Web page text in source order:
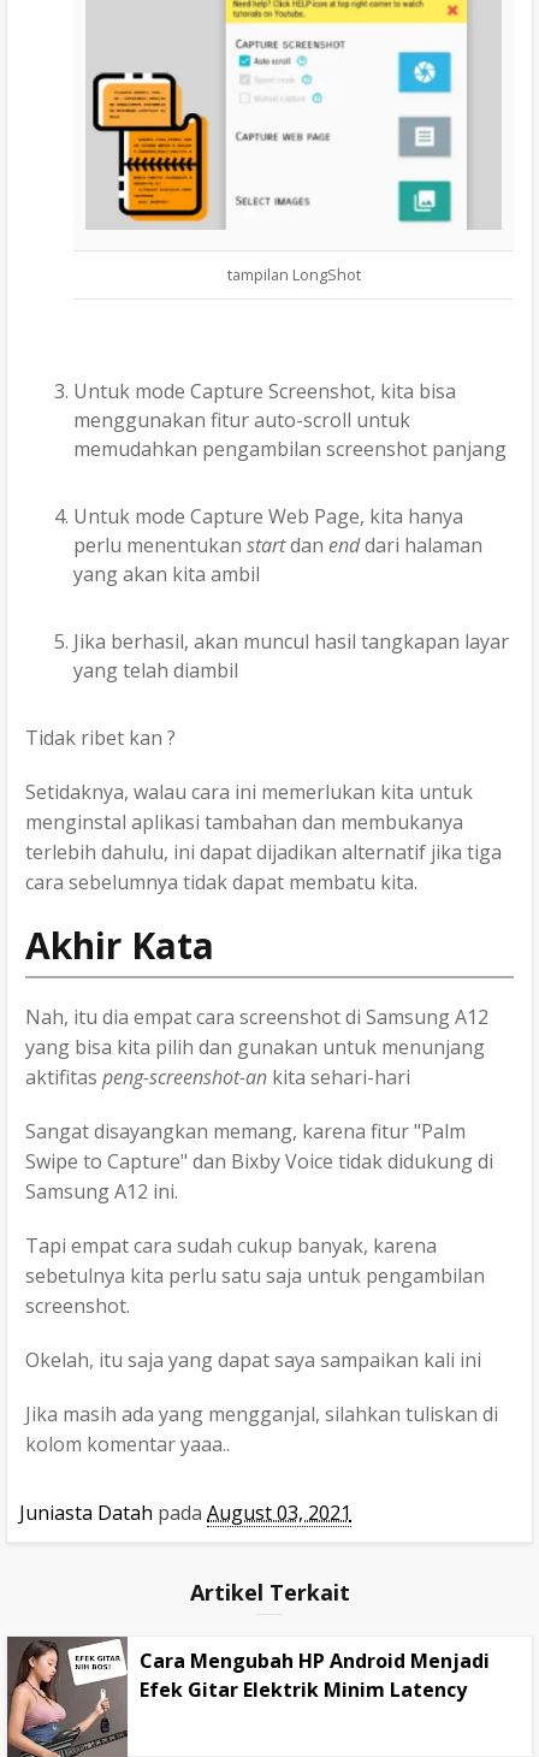
tampilan LongShot
Untuk mode Capture Screenshot, kita bisa
menggunakan fitur auto-scroll untuk
memudahkan pengambilan screenshot panjang
Untuk mode Capture Web Page, kita hanya
perlu menentukan startdan enddari halaman
yang akan kita ambil
Jika berhasil, akan muncul hasil tangkapan layar
yang telah diambil
Tidak ribet kan ?
Setidaknya, walau cara ini memerlukan kita untuk
menginstal aplikasi tambahan dan membukanya
terlebih dahulu, ini dapat dijadikan alternatif jika tiga
cara sebelumnya tidak dapat membatu kita.
Akhir Kata
Nah, itu dia empat cara screenshot di Samsung A12
yang bisa kita pilih dan gunakan untuk menunjang
aktifitas peng-screenshot-an kita sehari-hari
Sangat disayangkan memang, karena fitur "Palm
Swipe to Capture" dan Bixby Voice tidak didukung di
Samsung A12 ini.
Tapi empat cara sudah cukup banyak, karena
sebetulnya kita perlu satu saja untuk pengambilan
screenshot.
Okelah, itu saja yang dapat saya sampaikan kali ini
Jika masih ada yang mengganjal, silahkan tuliskan di
kolom komentar yaaa..
Juniasta Datah pada August 03, 2021
Artikel Terkait
Cara Mengubah HP Android Menjadi
Efek Gitar Elektrik Minim Latency